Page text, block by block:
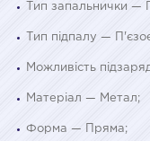
Тип запальнички —
Тип підпалу —
Можливість
Матеріал — Метал;
Форма — Пряма;